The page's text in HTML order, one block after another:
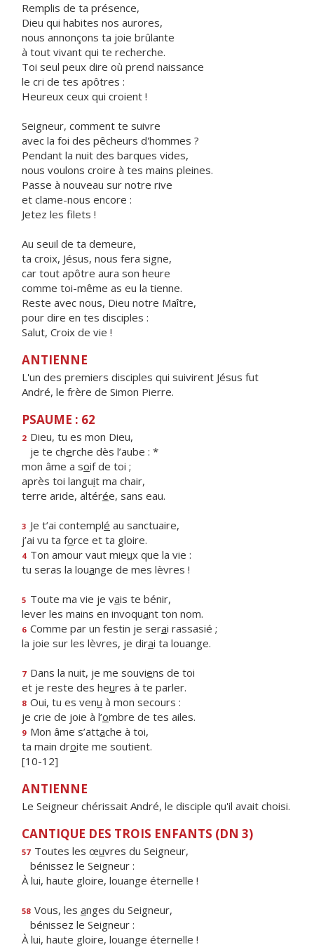
Remplis de ta présence,
Dieu qui habites nos aurores,
nous annonçons ta joie brûlante
à tout vivant qui te recherche.
Toi seul peux dire où prend naissance
le cri de tes apôtres :
Heureux ceux qui croient !
Seigneur, comment te suivre
avec la foi des pêcheurs d'hommes ?
Pendant la nuit des barques vides,
nous voulons croire à tes mains pleines.
Passe à nouveau sur notre rive
et clame-nous encore :
Jetez les filets !
Au seuil de ta demeure,
ta croix, Jésus, nous fera signe,
car tout apôtre aura son heure
comme toi-même as eu la tienne.
Reste avec nous, Dieu notre Maître,
pour dire en tes disciples :
Salut, Croix de vie !
ANTIENNE
L'un des premiers disciples qui suivirent Jésus fut
André, le frère de Simon Pierre.
PSAUME : 62
2 Dieu, tu es mon Dieu,
je te cherche dès l’aube : *
mon âme a soif de toi ;
après toi languit ma chair,
terre aride, altérée, sans eau.
3 Je t’ai contemplé au sanctuaire,
j’ai vu ta force et ta gloire.
4 Ton amour vaut mieux que la vie :
tu seras la louange de mes lèvres !
5 Toute ma vie je vais te bénir,
lever les mains en invoquant ton nom.
6 Comme par un festin je serai rassasié ;
la joie sur les lèvres, je dirai ta louange.
7 Dans la nuit, je me souviens de toi
et je reste des heures à te parler.
8 Oui, tu es venu à mon secours :
je crie de joie à l’ombre de tes ailes.
9 Mon âme s’attache à toi,
ta main droite me soutient.
[10-12]
ANTIENNE
Le Seigneur chérissait André, le disciple qu'il avait choisi.
CANTIQUE DES TROIS ENFANTS (DN 3)
57 Toutes les œuvres du Seigneur,
bénissez le Seigneur :
À lui, haute gloire, louange éternelle !
58 Vous, les anges du Seigneur,
bénissez le Seigneur :
À lui, haute gloire, louange éternelle !